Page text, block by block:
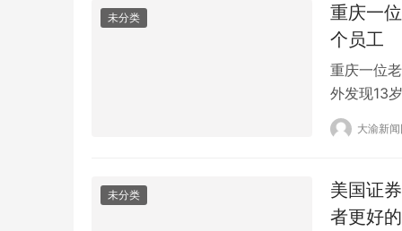
未分类
重庆一
个员工
重庆一位
外发现13
岁的学生
司有五六
大渝新
未分类
美国证
者更好